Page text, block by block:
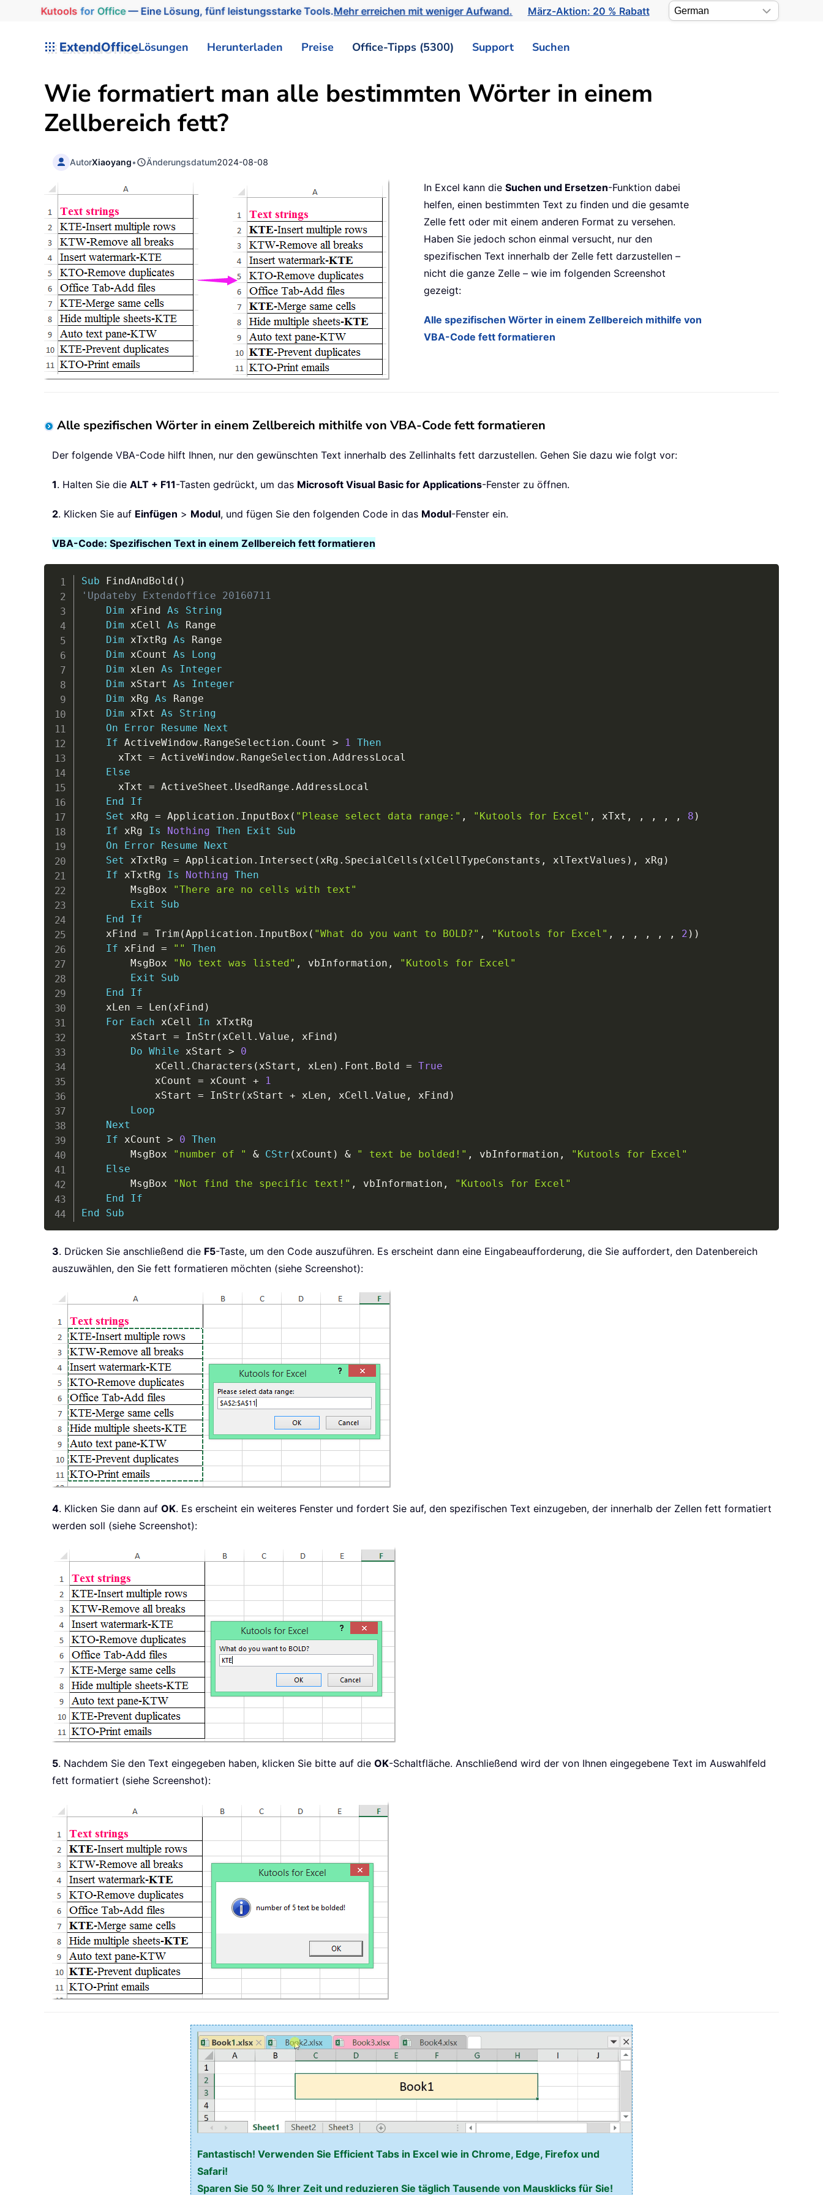
Kutools for Office— Eine Lösung, fünf leistungsstarke Tools.Mehr erreichen mit weniger Aufwand. März-Aktion: 20 % Rabatt
ExtendOfficeLösungen Herunterladen Preise Office-Tipps (5300) Support Suchen
Wie formatiert man alle bestimmten Wörter in einem
Zellbereich fett?
AutorXiaoyang• Änderungsdatum2024-08-08
In Excel kann die Suchen und Ersetzen-Funktion dabei
helfen, einen bestimmten Text zu finden und die gesamte
Zelle fett oder mit einem anderen Format zu versehen.
Haben Sie jedoch schon einmal versucht, nur den
spezifischen Text innerhalb der Zelle fett darzustellen –
nicht die ganze Zelle – wie im folgenden Screenshot
gezeigt:
Alle spezifischen Wörter in einem Zellbereich mithilfe von
VBA-Code fett formatieren
Alle spezifischen Wörter in einem Zellbereich mithilfe von VBA-Code fett formatieren
Der folgende VBA-Code hilft Ihnen, nur den gewünschten Text innerhalb des Zellinhalts fett darzustellen. Gehen Sie dazu wie folgt vor:
1. Halten Sie die ALT + F11-Tasten gedrückt, um das Microsoft Visual Basic for Applications-Fenster zu öffnen.
2. Klicken Sie auf Einfügen > Modul, und fügen Sie den folgenden Code in das Modul-Fenster ein.
VBA-Code: Spezifischen Text in einem Zellbereich fett formatieren
Sub FindAndBold ( )
'Updateby Extendoffice 20160711
Dim xFind As
String
Dim xCell As Range
Dim xTxtRg As Range
Dim xCount As
Long
Dim xLen As
Integer
Dim xStart As
Integer
Dim xRg As Range
Dim xTxt As
String
On
Error Resume
Next
If ActiveWindow. RangeSelection . Count > 1 Then
      xTxt
= ActiveWindow. RangeSelection . AddressLocal
Else
      xTxt
= ActiveSheet . UsedRange . AddressLocal
End
If
Set xRg = Application . InputBox ( "Please select data range:" , "Kutools for Excel" , xTxt , , , , , 8 )
If xRg Is Nothing Then Exit
Sub
On
Error Resume
Next
Set xTxtRg = Application . Intersect ( xRg . SpecialCells ( xlCellTypeConstants , xlTextValues ) , xRg )
If xTxtRg Is Nothing Then
        MsgBox
"There are no cells with text"
Exit
Sub
End
If
    xFind
= Trim (Application . InputBox ( "What do you want to BOLD?" , "Kutools for Excel" , , , , , , 2 ) )
If xFind = ""
Then
        MsgBox
"No text was listed" , vbInformation ,
"Kutools for Excel"
Exit
Sub
End
If
    xLen
= Len ( xFind )
For
Each xCell In xTxtRg
        xStart
= InStr ( xCell . Value , xFind )
Do While xStart >
0
            xCell
. Characters ( xStart , xLen ) . Font . Bold = True
            xCount
= xCount +
1
            xStart
= InStr ( xStart + xLen , xCell . Value , xFind )
Loop
Next
If xCount > 0 Then
        MsgBox
"number of " & CStr ( xCount ) & " text be bolded!" , vbInformation ,
"Kutools for Excel"
Else
        MsgBox
"Not find the specific text!" , vbInformation ,
"Kutools for Excel"
End
If
End
Sub
3. Drücken Sie anschließend die F5-Taste, um den Code auszuführen. Es erscheint dann eine Eingabeaufforderung, die Sie auffordert, den Datenbereich
auszuwählen, den Sie fett formatieren möchten (siehe Screenshot):
4. Klicken Sie dann auf OK. Es erscheint ein weiteres Fenster und fordert Sie auf, den spezifischen Text einzugeben, der innerhalb der Zellen fett formatiert
werden soll (siehe Screenshot):
5. Nachdem Sie den Text eingegeben haben, klicken Sie bitte auf die OK-Schaltfläche. Anschließend wird der von Ihnen eingegebene Text im Auswahlfeld
fett formatiert (siehe Screenshot):
Fantastisch! Verwenden Sie Efficient Tabs in Excel wie in Chrome, Edge, Firefox und
Safari!
Sparen Sie 50 % Ihrer Zeit und reduzieren Sie täglich Tausende von Mausklicks für Sie!